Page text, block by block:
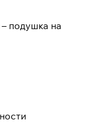
подушка на